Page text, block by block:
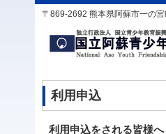
〒869-2692 熊本県阿蘇市一の
利用申込
利用申込をされる皆様へ